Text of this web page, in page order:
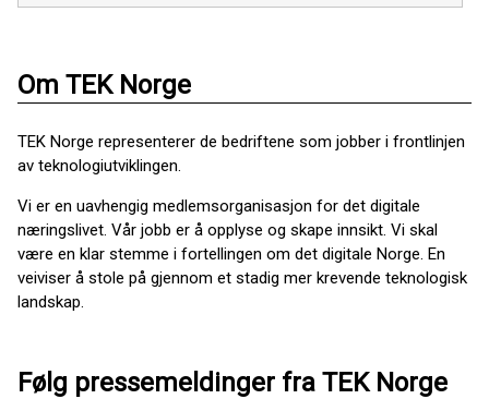
Om TEK Norge
TEK Norge representerer de bedriftene som jobber i frontlinjen
av teknologiutviklingen.
Vi er en uavhengig medlemsorganisasjon for det digitale
næringslivet. Vår jobb er å opplyse og skape innsikt. Vi skal
være en klar stemme i fortellingen om det digitale Norge. En
veiviser å stole på gjennom et stadig mer krevende teknologisk
landskap.
Følg pressemeldinger fra TEK Norge